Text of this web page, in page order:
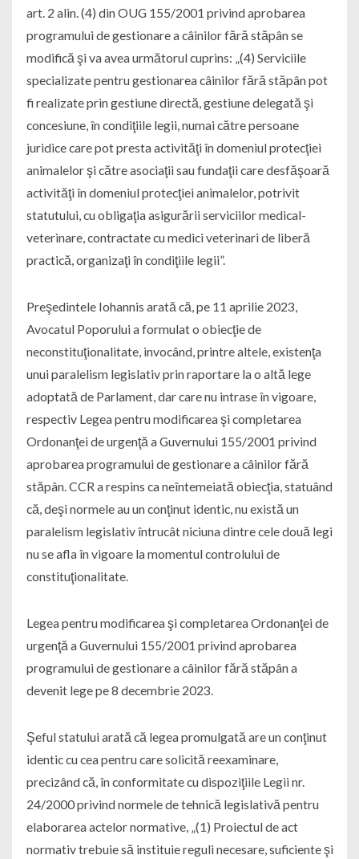
art. 2 alin. (4) din OUG 155/2001 privind aprobarea
programului de gestionare a câinilor fără stăpân se
modifică şi va avea următorul cuprins: „(4) Serviciile
specializate pentru gestionarea câinilor fără stăpân pot
fi realizate prin gestiune directă, gestiune delegată şi
concesiune, în condiţiile legii, numai către persoane
juridice care pot presta activităţi în domeniul protecţiei
animalelor şi către asociaţii sau fundaţii care desfăşoară
activităţi în domeniul protecţiei animalelor, potrivit
statutului, cu obligaţia asigurării serviciilor medical-
veterinare, contractate cu medici veterinari de liberă
practică, organizaţi în condiţiile legii”.
Preşedintele Iohannis arată că, pe 11 aprilie 2023,
Avocatul Poporului a formulat o obiecţie de
neconstituţionalitate, invocând, printre altele, existenţa
unui paralelism legislativ prin raportare la o altă lege
adoptată de Parlament, dar care nu intrase în vigoare,
respectiv Legea pentru modificarea şi completarea
Ordonanţei de urgenţă a Guvernului 155/2001 privind
aprobarea programului de gestionare a câinilor fără
stăpân. CCR a respins ca neîntemeiată obiecţia, statuând
că, deşi normele au un conţinut identic, nu există un
paralelism legislativ întrucât niciuna dintre cele două legi
nu se afla în vigoare la momentul controlului de
constituţionalitate.
Legea pentru modificarea şi completarea Ordonanţei de
urgenţă a Guvernului 155/2001 privind aprobarea
programului de gestionare a câinilor fără stăpân a
devenit lege pe 8 decembrie 2023.
Şeful statului arată că legea promulgată are un conţinut
identic cu cea pentru care solicită reexaminare,
precizând că, în conformitate cu dispoziţiile Legii nr.
24/2000 privind normele de tehnică legislativă pentru
elaborarea actelor normative, „(1) Proiectul de act
normativ trebuie să instituie reguli necesare, suficiente şi